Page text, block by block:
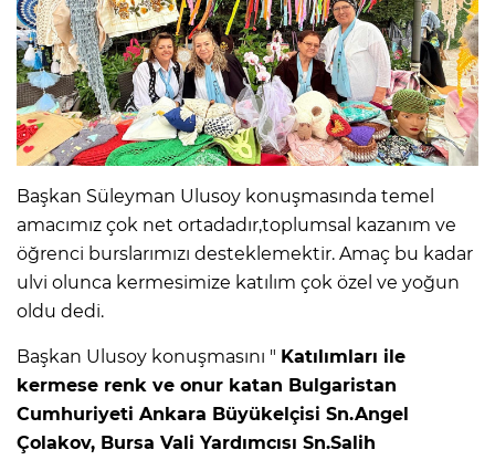
Başkan Süleyman Ulusoy konuşmasında temel
amacımız çok net ortadadır,toplumsal kazanım ve
öğrenci burslarımızı desteklemektir. Amaç bu kadar
ulvi olunca kermesimize katılım çok özel ve yoğun
oldu dedi.
Başkan Ulusoy konuşmasını " Katılımları ile
kermese renk ve onur katan Bulgaristan
Cumhuriyeti Ankara Büyükelçisi Sn.Angel
Çolakov, Bursa Vali Yardımcısı Sn.Salih